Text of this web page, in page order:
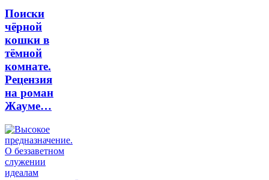
Поиски
чёрной
кошки в
тёмной
комнате.
Рецензия
на роман
Жауме…